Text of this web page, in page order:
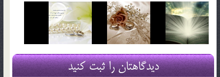
دیدگاهتان را ثبت کنید